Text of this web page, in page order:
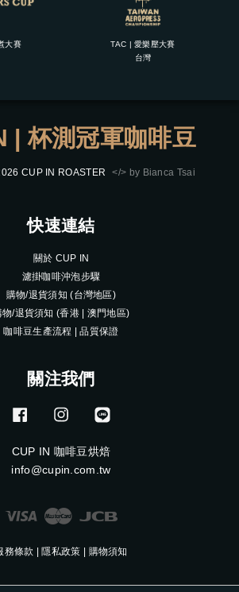
大賽
TAC | 愛樂壓大賽
台灣
| 杯測冠軍咖啡豆
CUP IN ROASTER </> by Bianca Tsai
快速連結
關於 CUP IN
濾掛咖啡沖泡步驟
購物/退貨須知 (台灣地區)
物/退貨須知 (香港 | 澳門地區)
咖啡豆生產流程 | 品質保證
關注我們
Facebook Instagram
CUP IN 咖啡豆烘焙
info@cupin.com.tw
Visa Master
務條款 隱私政策 購物須知